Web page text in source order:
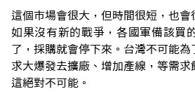
這個市場會很大，但時間很短，也會
如果沒有新的戰爭，各國軍備該買
了，採購就會停下來。台灣不可能為
求大爆發去擴廠、增加產線，等需求
這絕對不可能。